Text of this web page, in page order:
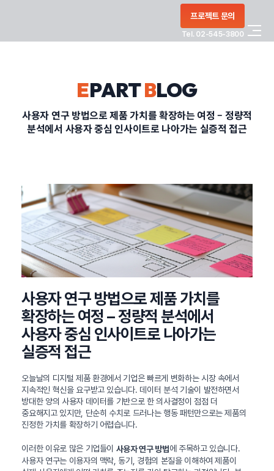
프로젝트 문의
Tel. 02-545-3800
PORTFOLIO
CONTACT
정부지원사업
EPARTBLOG
사용자 연구 방법으로 제품 가치를 확장하는 여정 – 정량적
분석에서 사용자 중심 인사이트로 나아가는 실증적 접근
사용자 연구 방법으로 제품 가치를
확장하는 여정 – 정량적 분석에서
사용자 중심 인사이트로 나아가는
실증적 접근
오늘날의 디지털 제품 환경에서 기업은 빠르게 변화하는 시장 속에서
지속적인 혁신을 요구받고 있습니다. 데이터 분석 기술이 발전하면서
방대한 양의 사용자 데이터를 기반으로 한 의사결정이 점점 더
중요해지고 있지만, 단순히 수치로 드러나는 행동 패턴만으로는 제품의
진정한 가치를 확장하기 어렵습니다.
이러한 이유로 많은 기업들이 사용자 연구 방법에 주목하고 있습니다.
사용자 연구는 이용자의 맥락, 동기, 경험의 본질을 이해하여 제품이